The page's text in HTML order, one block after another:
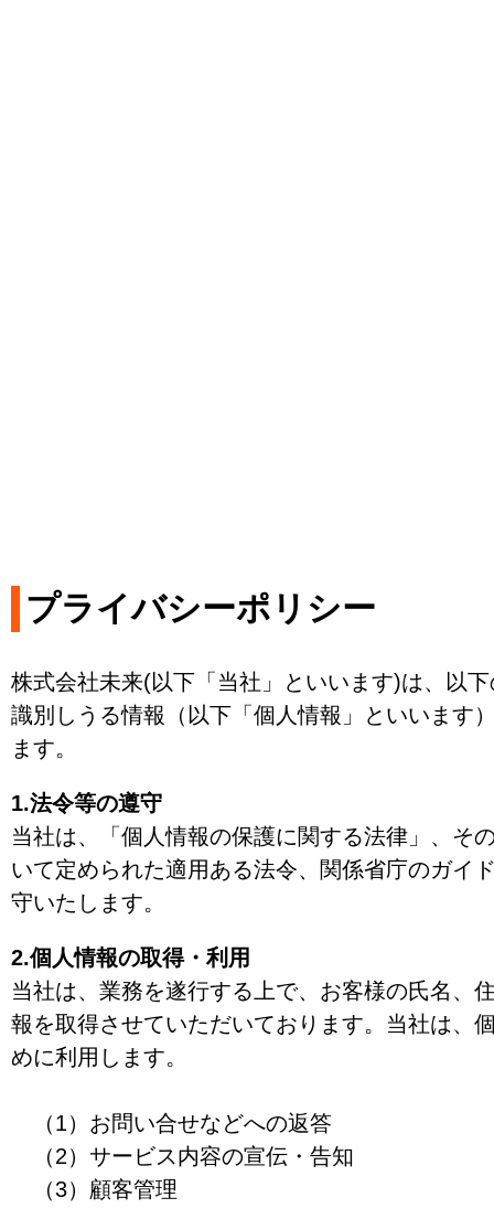
プライバシーポリシー
株式会社未来(以下「当社」といいます)は、以
識別しうる情報（以下「個人情報」といいます
ます。
1.法令等の遵守
当社は、「個人情報の保護に関する法律」、そ
いて定められた適用ある法令、関係省庁のガイ
守いたします。
2.個人情報の取得・利用
当社は、業務を遂行する上で、お客様の氏名、
報を取得させていただいております。当社は、
めに利用します。
（1）お問い合せなどへの返答
（2）サービス内容の宣伝・告知
（3）顧客管理